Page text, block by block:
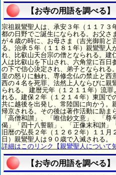
【お寺の用語を調べる
宗祖親鸞聖人は、承安３年（１１７３
都の日野でご誕生になられる。お父さ
が４歳の時に、お母さま（吉光御前と
る。治承５年（１１８１年）親鸞聖人
れ、比叡山天台宗の僧となられる。建
人は比叡山を下山され、六角堂に百日
の下で信心決定され、弟子となられる
皇の怒りに触れ、専修念仏の禁止と西
西の４名を死罪、法然上人ならびに親
られる。 建暦元年（１２１１年）流
れる。建保２年（１２１４年）東国で
共に越後を出発し、常陸国に向かう。
帰京される。その後は著作活動に励ま
「高僧和讃」、「唯信鈔文意」、「
偈」「四十八誓願」、「正像末和讃」
旧暦の弘長２年（１２６２年）１１月
日）親鸞聖人は９０歳で入滅される。
詳細はこのリンク【親鸞聖人について
【お寺の用語を調べる